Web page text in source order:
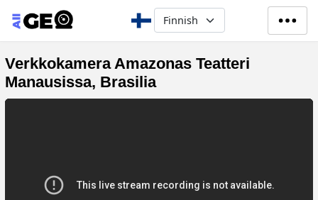
Hyppää pääsisältöön
Select your language
Verkkokamera Amazonas Teatteri
Manausissa, Brasilia